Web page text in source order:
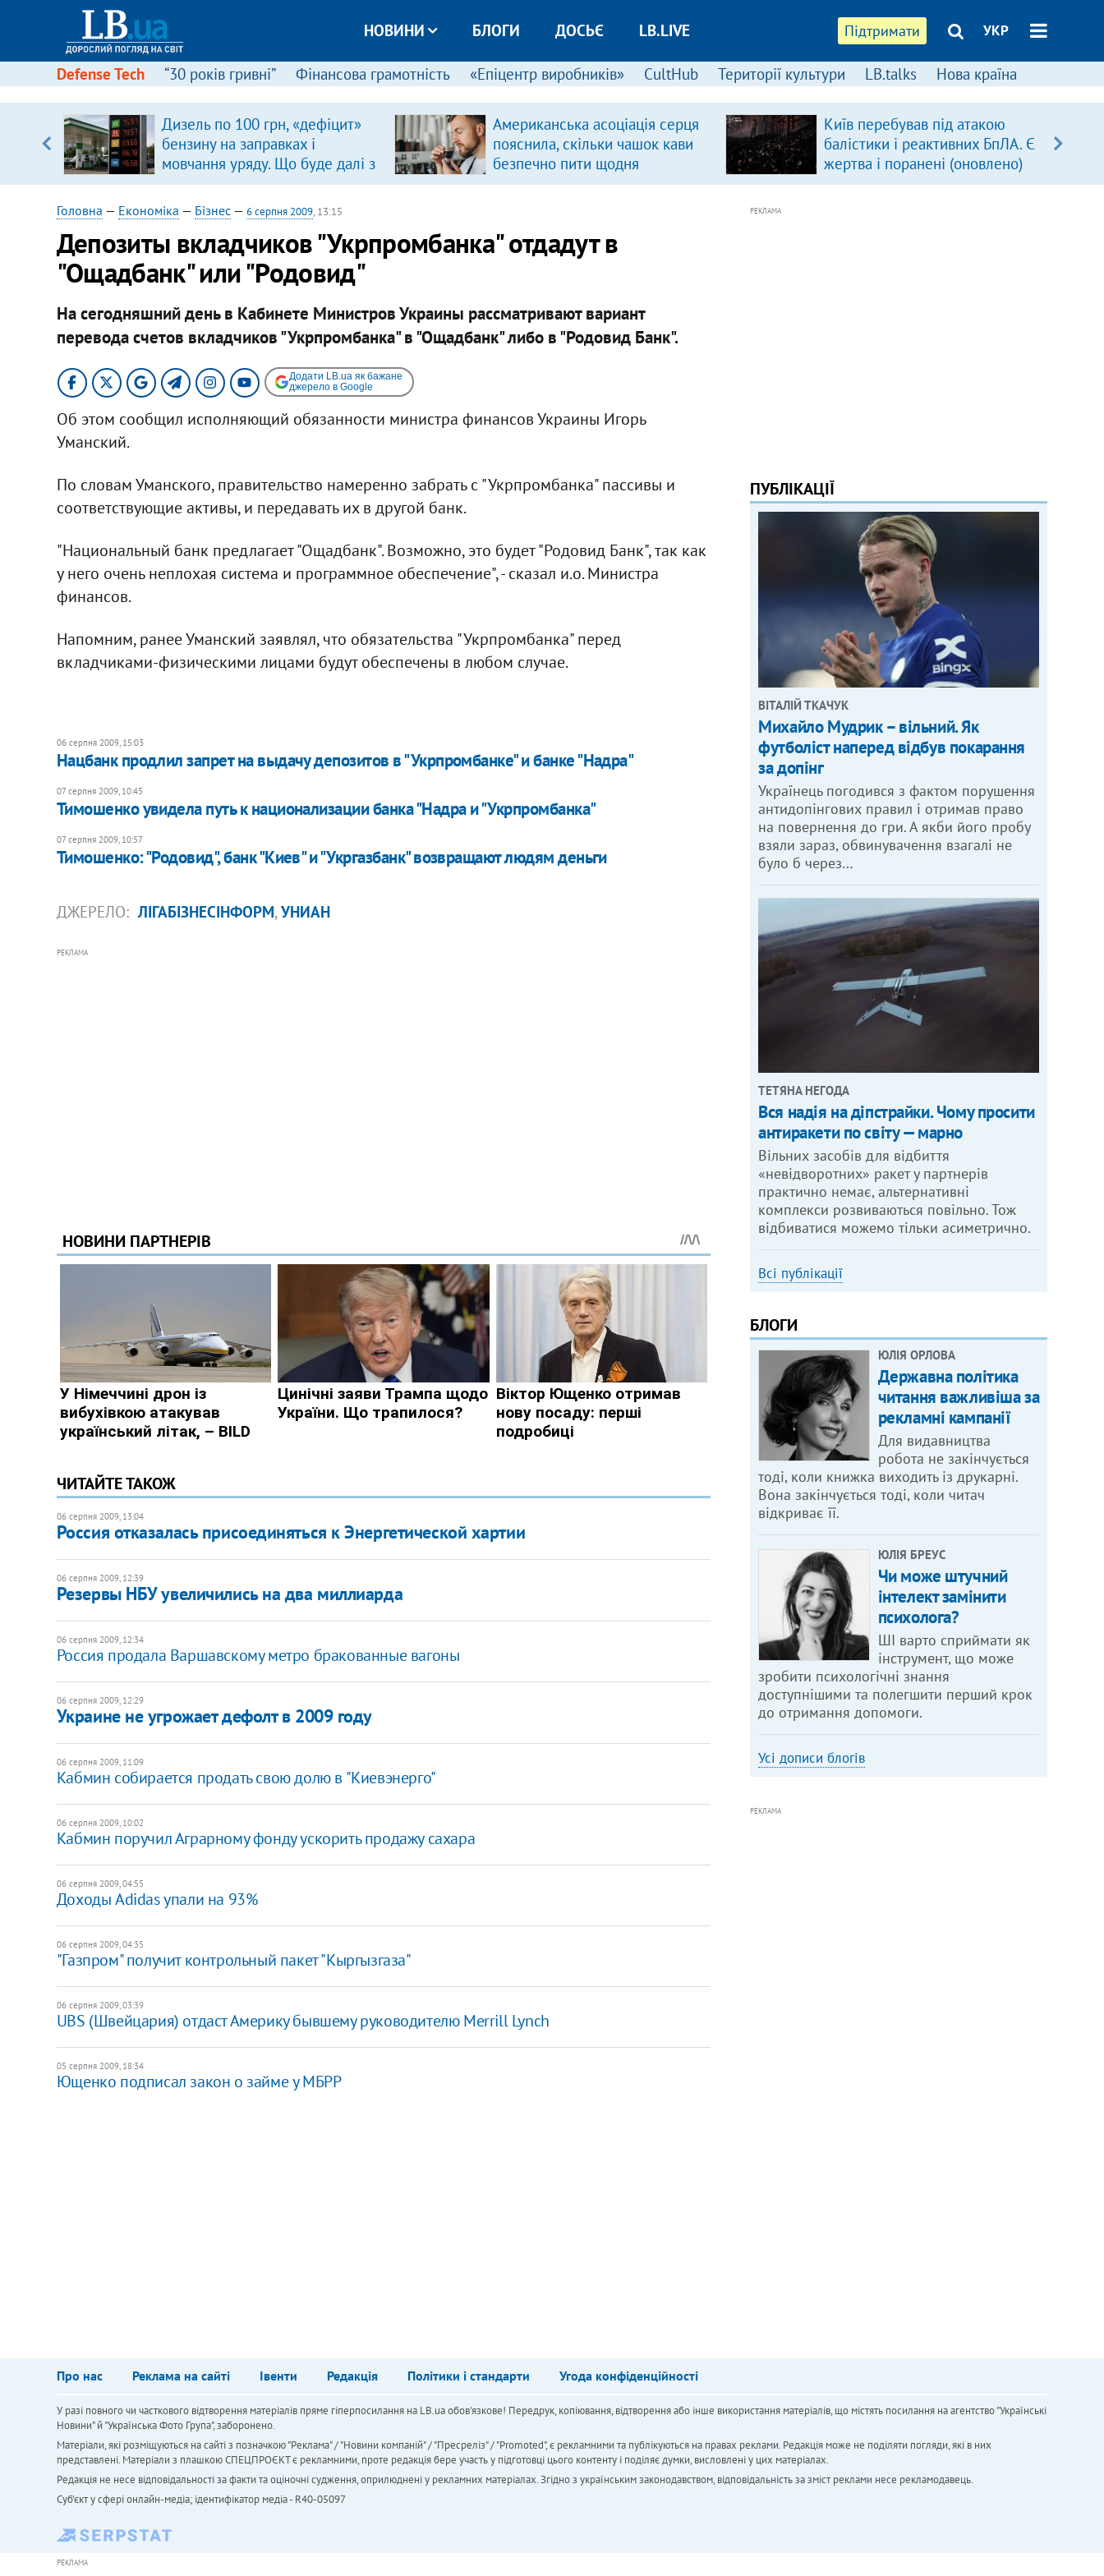
Підтримати УКР
НОВИНИ БЛОГИ ДОСЬЄ LB.LIVE
Defense Tech “30 років гривні” Фінансова грамотність «Епіцентр виробників» CultHub Території культури LB.talks Нова країна
Дизель по 100 грн, «дефіцит»
бензину на заправках і
мовчання уряду. Що буде далі з
цінами на пальне?
Американська асоціація серця
пояснила, скільки чашок кави
безпечно пити щодня
Київ перебував під атакою
балістики і реактивних БпЛА. Є
жертва і поранені (оновлено)
Головна — Економіка — Бізнес— 6 серпня 2009, 13:15
Депозиты вкладчиков "Укрпромбанка" отдадут в
"Ощадбанк" или "Родовид"
На сегодняшний день в Кабинете Министров Украины рассматривают вариант
перевода счетов вкладчиков "Укрпромбанка" в "Ощадбанк" либо в "Родовид Банк".
Додати LB.ua як бажане
джерело в Google
Об этом сообщил исполняющий обязанности министра финансов Украины Игорь
Уманский.
По словам Уманского, правительство намеренно забрать с "Укрпромбанка" пассивы и
соответствующие активы, и передавать их в другой банк.
"Национальный банк предлагает "Ощадбанк". Возможно, это будет "Родовид Банк", так как
у него очень неплохая система и программное обеспечение", - сказал и.о. Министра
финансов.
Напомним, ранее Уманский заявлял, что обязательства "Укрпромбанка" перед
вкладчиками-физическими лицами будут обеспечены в любом случае.
06 серпня 2009, 15:03
Нацбанк продлил запрет на выдачу депозитов в "Укрпромбанке" и банке "Надра"
07 серпня 2009, 10:45
Тимошенко увидела путь к национализации банка "Надра и "Укрпромбанка"
07 серпня 2009, 10:57
Тимошенко: "Родовид", банк "Киев" и "Укргазбанк" возвращают людям деньги
ДЖЕРЕЛО: ЛІГАБІЗНЕСІНФОРМ, УНИАН
РЕКЛАМА
ЧИТАЙТЕ ТАКОЖ
06 серпня 2009, 13:04
Россия отказалась присоединяться к Энергетической хартии
06 серпня 2009, 12:39
Резервы НБУ увеличились на два миллиарда
06 серпня 2009, 12:34
Россия продала Варшавскому метро бракованные вагоны
06 серпня 2009, 12:29
Украине не угрожает дефолт в 2009 году
06 серпня 2009, 11:09
Кабмин собирается продать свою долю в "Киевэнерго"
06 серпня 2009, 10:02
Кабмин поручил Аграрному фонду ускорить продажу сахара
06 серпня 2009, 04:55
Доходы Adidas упали на 93%
06 серпня 2009, 04:35
"Газпром" получит контрольный пакет "Кыргызгаза"
06 серпня 2009, 03:39
UBS (Швейцария) отдаст Америку бывшему руководителю Merrill Lynch
05 серпня 2009, 18:34
Ющенко подписал закон о займе у МБРР
РЕКЛАМА
ПУБЛІКАЦІЇ
ВІТАЛІЙ ТКАЧУК
Михайло Мудрик – вільний. Як
футболіст наперед відбув покарання
за допінг
Українець погодився з фактом порушення
антидопінгових правил і отримав право
на повернення до гри. А якби його пробу
взяли зараз, обвинувачення взагалі не
було б через…
ТЕТЯНА НЕГОДА
Вся надія на діпстрайки. Чому просити
антиракети по світу — марно
Вільних засобів для відбиття
«невідворотних» ракет у партнерів
практично немає, альтернативні
комплекси розвиваються повільно. Тож
відбиватися можемо тільки асиметрично.
Всі публікації
БЛОГИ
ЮЛІЯ ОРЛОВА
Державна політика
читання важливіша за
рекламні кампанії
Для видавництва
робота не закінчується
тоді, коли книжка виходить із друкарні.
Вона закінчується тоді, коли читач
відкриває її.
ЮЛІЯ БРЕУС
Чи може штучний
інтелект замінити
психолога?
ШІ варто сприймати як
інструмент, що може
зробити психологічні знання
доступнішими та полегшити перший крок
до отримання допомоги.
Усі дописи блогів
РЕКЛАМА
Про нас Реклама на сайті Івенти Редакція Політики і стандарти Угода конфіденційності
У разі повного чи часткового відтворення матеріалів пряме гіперпосилання на LB.ua обов'язкове! Передрук, копіювання, відтворення або інше використання матеріалів, що містять посилання на агентство "Українськi
Новини" й "Українська Фото Група", заборонено.
Матеріали, які розміщуються на сайті з позначкою "Реклама" / "Новини компаній" / "Пресреліз" / "Promoted", є рекламними та публікуються на правах реклами. Редакція може не поділяти погляди, які в них
представлені. Матеріали з плашкою СПЕЦПРОЄКТ є рекламними, проте редакція бере участь у підготовці цього контенту і поділяє думки, висловлені у цих матеріалах.
Редакція не несе відповідальності за факти та оціночні судження, оприлюднені у рекламних матеріалах. Згідно з українським законодавством, відповідальність за зміст реклами несе рекламодавець.
Cуб'єкт у сфері онлайн-медіа; ідентифікатор медіа - R40-05097
РЕКЛАМА